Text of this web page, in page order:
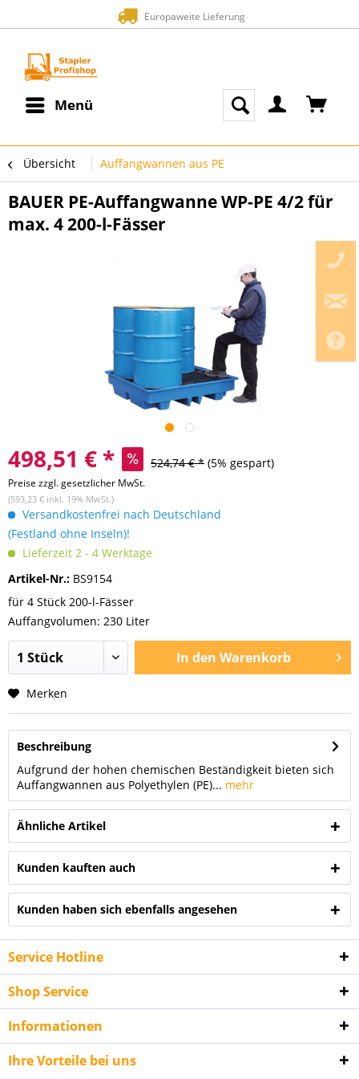
Europaweite Lieferung
Menü
Übersicht Auffangwannen aus PE
BAUER PE-Auffangwanne WP-PE 4/2 für
max. 4 200-l-Fässer
498,51 € * 524,74 € * (5% gespart)
Preise zzgl. gesetzlicher MwSt.
(593,23 € inkl. 19% MwSt.)
Versandkostenfrei nach Deutschland
(Festland ohne Inseln)!
Lieferzeit 2 - 4 Werktage
Artikel-Nr.: BS9154
für 4 Stück 200-l-Fässer
Auffangvolumen: 230 Liter
In den Warenkorb
Merken
Beschreibung
Aufgrund der hohen chemischen Beständigkeit bieten sich
Auffangwannen aus Polyethylen (PE)... mehr
Ähnliche Artikel
Kunden kauften auch
Kunden haben sich ebenfalls angesehen
Service Hotline
Shop Service
Informationen
Ihre Vorteile bei uns